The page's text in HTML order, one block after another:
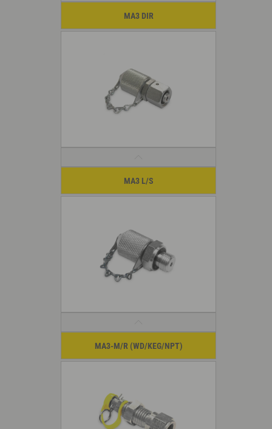
MA3 DIR
MA3 L/S
MA3-M/R (WD/KEG/NPT)